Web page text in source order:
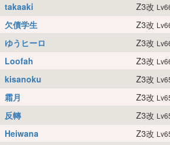
takaaki Z3改
欠債学生 Z3改
ゆうヒーロ Z3改
Loofah Z3改
kisanoku Z3改
霜月 Z3改
反轉 Z3改
Heiwana Z3改